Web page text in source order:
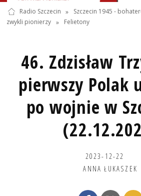
Radio Szczecin »
Szczecin 1945 -
zwykli pionierzy » Felietony
46. Zdzisław
pierwszy Polak
po wojnie w
2023-12-22
ANNA ŁUKASZEK